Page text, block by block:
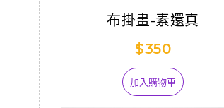
布掛畫-素還真
$350
加入購物車